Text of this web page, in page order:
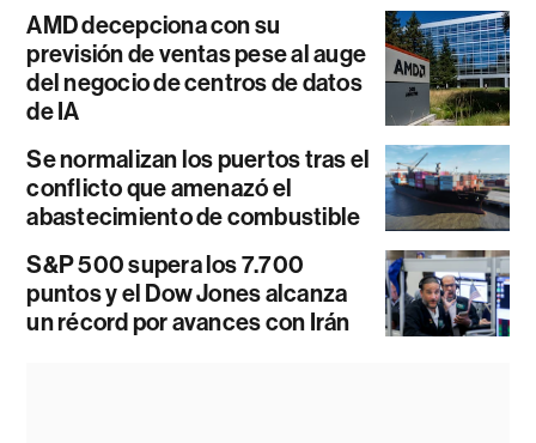
AMD decepciona con su
previsión de ventas pese al auge
del negocio de centros de datos
de IA
Se normalizan los puertos tras el
conflicto que amenazó el
abastecimiento de combustible
S&P 500 supera los 7.700
puntos y el Dow Jones alcanza
un récord por avances con Irán